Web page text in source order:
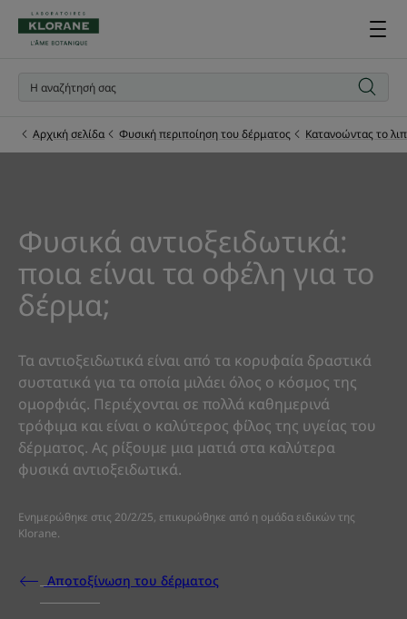
Αρχική σελίδα Φυσική περιποίηση του δέρματος Κατανοώντας το
Φυσικά αντιοξειδωτικά:
ποια είναι τα οφέλη για το
δέρμα;
Τα αντιοξειδωτικά είναι από τα κορυφαία δραστικά
συστατικά για τα οποία μιλάει όλος ο κόσμος της
ομορφιάς. Περιέχονται σε πολλά καθημερινά
τρόφιμα και είναι ο καλύτερος φίλος της υγείας του
δέρματος. Ας ρίξουμε μια ματιά στα καλύτερα
φυσικά αντιοξειδωτικά.
Ενημερώθηκε στις 20/2/25, επικυρώθηκε από η ομάδα ειδικών της
Klorane.
Αποτοξίνωση του δέρματος